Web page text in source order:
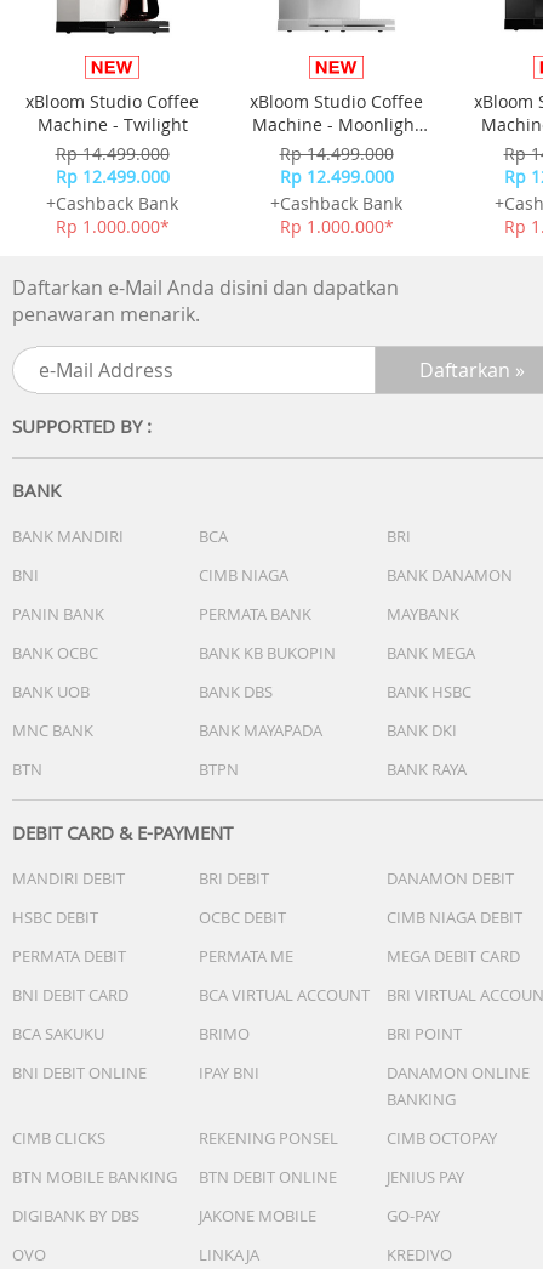
xBloom Studio Coffee
Machine - Twilight
Rp 14.499.000
Rp 12.499.000
+Cashback Bank
Rp 1.000.000*
xBloom Studio Coffee
Machine - Moonlight
White
Rp 14.499.000
Rp 12.499.000
+Cashback Bank
Rp 1.000.000*
xBloom
Rp
Rp
Rp
Daftarkan e-Mail Anda disini dan dapatkan
penawaran menarik.
SUPPORTED BY :
BANK
BANK MANDIRI BCA
BRI
BNI
CIMB NIAGA
BANK DANAMON
PANIN BANK
PERMATA BANK
MAYBANK
BANK OCBC
BANK KB BUKOPIN
BANK MEGA
BANK UOB
BANK DBS
BANK HSBC
MNC BANK
BANK MAYAPADA
BANK DKI
BTN
BTPN BANK RAYA
DEBIT CARD & E-PAYMENT
MANDIRI DEBIT BRI DEBIT
DANAMON DEBIT
HSBC DEBIT
OCBC DEBIT
CIMB NIAGA DEBIT
PERMATA DEBIT
PERMATA ME
MEGA DEBIT CARD
BNI DEBIT CARD
BCA VIRTUAL ACCOUNT
BRI VIRTUAL
BCA SAKUKU
BRIMO
BRI POINT
BNI DEBIT ONLINE
IPAY BNI
DANAMON ONLINE
BANKING
CIMB CLICKS
REKENING PONSEL
CIMB OCTOPAY
BTN MOBILE BANKING
BTN DEBIT ONLINE
JENIUS PAY
DIGIBANK BY DBS
JAKONE MOBILE
GO-PAY
OVO
LINKAJA
KREDIVO